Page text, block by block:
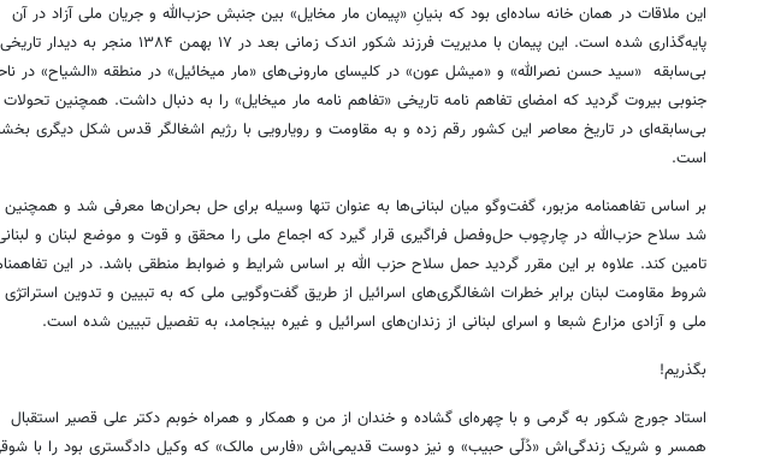
این ملاقات در همان خانه ساده‌ای بود که بنیانِ «پیمان مار مخایل» بین جنبش حزب‌الله و جریان ملی آزاد در آن
پایه‌گذاری شده است. این پیمان با مدیریت فرزند شکور اندک زمانی بعد در ۱۷ بهمن ۱۳۸۴ منجر به
بی‌سابقه «سید حسن نصرالله» و «میشل عون» در کلیسای مارونی‌های «مار میخائیل» در منطقه «الشیاح» در
جنوبی بیروت گردید که امضای تفاهم نامه تاریخی «تفاهم نامه مار میخایل» را به دنبال داشت. همچنین تحولات
بی‌سابقه‌ای در تاریخ معاصر این کشور رقم زده و به مقاومت و رویارویی با رژیم اشغالگر قدس شکل دیگری
است.
بر اساس تفاهمنامه مزبور، گفت‌وگو میان لبنانی‌ها به عنوان تنها وسیله برای حل بحران‌ها معرفی شد و همچنین
شد سلاح حزب‌الله در چارچوب حل‌وفصل فراگیری قرار گیرد که اجماع ملی را محقق و قوت و موضع لبنان و
تامین کند. علاوه بر این مقرر گردید حمل سلاح حزب الله بر اساس شرایط و ضوابط منطقی باشد. در این
شروط مقاومت لبنان برابر خطرات اشغالگری‌های اسرائیل از طریق گفت‌وگویی ملی که به تبیین و تدوین استراتژی
ملی و آزادی مزارع شبعا و اسرای لبنانی از زندان‌های اسرائیل و غیره بینجامد، به تفصیل تبیین شده است.
بگذریم!
استاد جورج شکور به گرمی و با چهره‌ای گشاده و خندان از من و همکار و همراه خوبم دکتر علی قصیر استقبال
همسر و شریک زندگی‌اش «دُلّی حبیب» و نیز دوست قدیمی‌اش «فارس مالک» که وکیل دادگستری بود را با